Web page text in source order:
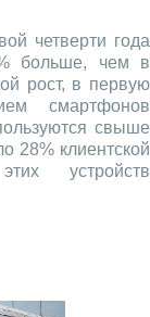
четверти года
больше, чем в
рост, в первую
смартфонов
свыше
28% клиентской
устройств